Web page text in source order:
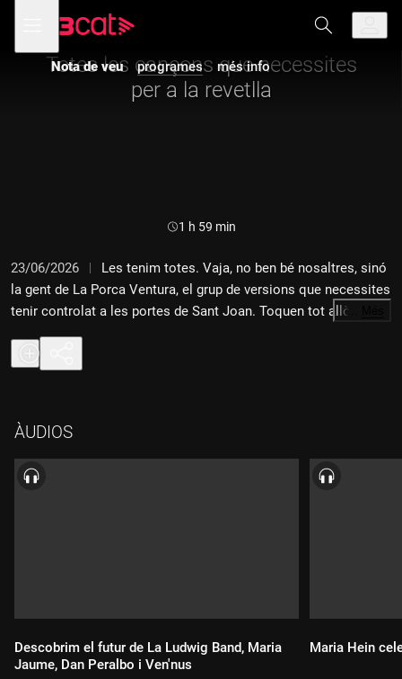
navegació
principal
menú
de
Nota de veu programes més info
Totes les cançons que necessites
per a la revetlla
Durada:
1 h 59 min
23/06/2026
Les tenim totes. Vaja, no ben bé nosaltres, sinó
la gent de La Porca Ventura, el grup de versions que necessites
tenir controlat a les portes de Sant Joan. Toquen tot allò que
ens agrada: d'Oques a Manel i de La Ludwig Band a Lax'n'Busto.
…
ÀUDIOS
Descobrim el futur de La Ludwig Band, Maria
Jaume, Dan Peralbo i Ven'nus
Maria Hein